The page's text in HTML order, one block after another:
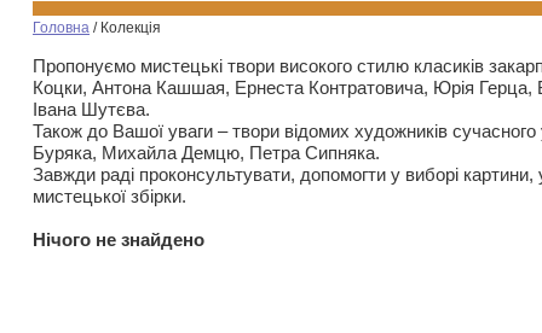
Головна / Колекція
Пропонуємо мистецькі твори високого стилю класиків
Коцки, Антона Кашшая, Ернеста Контратовича, Юрія
Івана Шутєва.
Також до Вашої уваги – твори відомих художників
Буряка, Михайла Демцю, Петра Сипняка.
Завжди раді проконсультувати, допомогти у виборі картини,
мистецької збірки.
Нiчого не знайдено